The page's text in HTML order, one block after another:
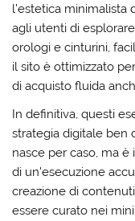
l’estetica
agli utenti di
orologi e cinturini,
il sito è ottimizzato
di acquisto fluida
In definitiva, questi
strategia digitale ben
nasce per caso, ma è
di un’esecuzione
creazione di
essere curato nei